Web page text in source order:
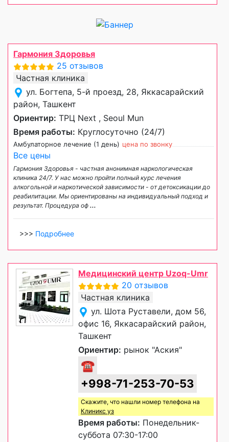
Гармония Здоровья
25 отзывов
Частная клиника
ул. Богтепа, 5-й проезд, 28, Яккасарайский
район, Ташкент
Ориентир: ТРЦ Next , Seoul Mun
Время работы: Круглосуточно (24/7)
Амбулаторное лечение (1 день) цена по звонку
Все цены
Гармония Здоровья - частная анонимная наркологическая
клиника 24/7. У нас можно пройти полный курс лечения
алкогольной и наркотической зависимости - от детоксикации до
реабилитации. Мы ориентированы на индивидуальный подход и
результат. Процедура оф ...
>>> Подробнее
Медицинский центр Uzoq-Umr
20 отзывов
Частная клиника
ул. Шота Руставели, дом 56,
офис 16, Яккасарайский район,
Ташкент
Ориентир: рынок "Аския"
☎
+998-71-253-70-53
Скажите, что нашли номер телефона на
Клиникс уз
Время работы: Понедельник-
суббота 07:30-17:00